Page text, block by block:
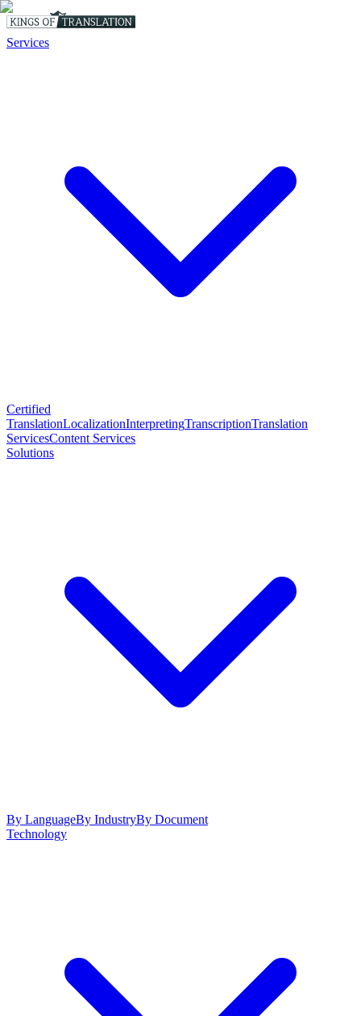
Services
Certified
TranslationLocalizationInterpretingTranscriptionTranslation
ServicesContent Services
Solutions
By LanguageBy IndustryBy Document
Technology